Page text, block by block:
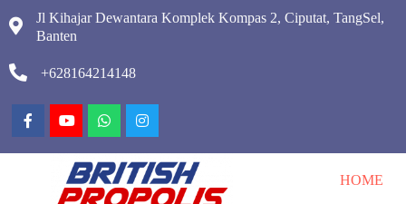
Jl Kihajar Dewantara Komplek Kompas 2, Ciputat, TangSel,
Banten
+628164214148
HOME